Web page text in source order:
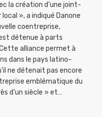
la création d’une joint-
», a indiqué Danone
coentreprise,
détenue à parts
alliance permet à
dans le pays latino-
ne détenait pas encore
emblématique du
d’un siècle » et…